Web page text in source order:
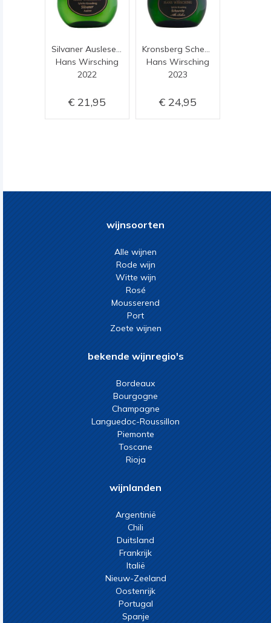
Hans Wirsching
2022
21,95
Hans Wirsching
2023
24,95
wijnsoorten
Alle wijnen
Rode wijn
Witte wijn
Rosé
Mousserend
Port
Zoete wijnen
bekende wijnregio's
Bordeaux
Bourgogne
Champagne
Languedoc-Roussillon
Piemonte
Toscane
Rioja
wijnlanden
Argentinië
Chili
Duitsland
Frankrijk
Italië
Nieuw-Zeeland
Oostenrijk
Portugal
Spanje